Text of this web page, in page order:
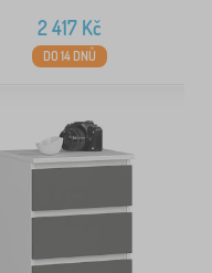
2 417Kč
DO 14 DNŮ